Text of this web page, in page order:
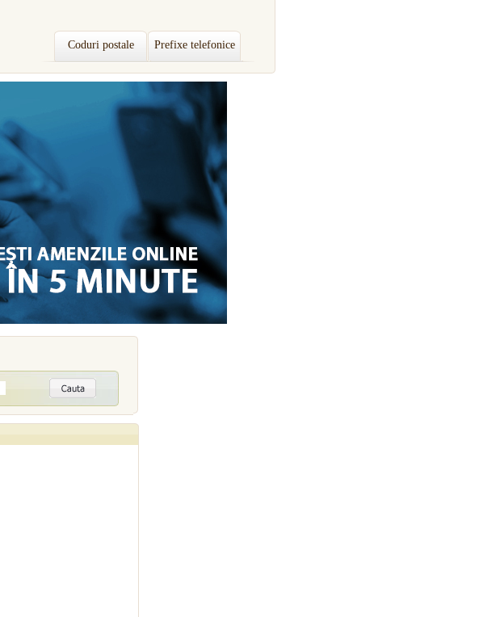
Coduri postale Prefixe telefonice